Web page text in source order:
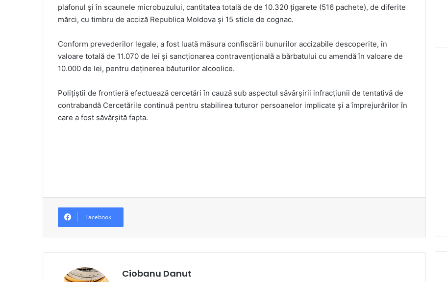
plafonul și în scaunele microbuzului, cantitatea totală de de 10.320 ţigarete (516 pachete), de diferite
mărci, cu timbru de acciză Republica Moldova și 15 sticle de cognac.
Conform prevederilor legale, a fost luată măsura confiscării bunurilor accizabile descoperite, în
valoare totală de 11.070 de lei şi sancţionarea contravenţională a bărbatului cu amendă în valoare de
10.000 de lei, pentru deținerea băuturilor alcoolice.
Poliţiştii de frontieră efectuează cercetări în cauză sub aspectul săvârşirii infracţiunii de tentativă de
contrabandă Cercetările continuă pentru stabilirea tuturor persoanelor implicate şi a împrejurărilor în
care a fost săvârşită fapta.
Facebook
Ciobanu Danut